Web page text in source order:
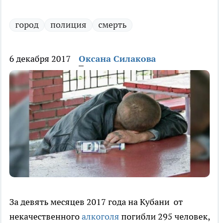
город полиция смерть
6 декабря 2017 Оксана Силакова
За девять месяцев 2017 года на Кубани от
некачественногоалкоголя погибли 295 человек,